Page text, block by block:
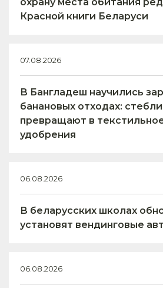
охрану места обитания
Красной книги Беларуси
07.08.2026
В Бангладеш научились
банановых отходах:
превращают в
удобрения
06.08.2026
В беларусских школах
установят вендинговые
06.08.2026